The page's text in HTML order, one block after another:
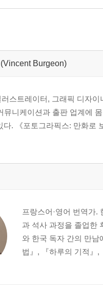
(Vincent Burgeon)
스트레이터, 그래픽 디자
뮤니케이션과 출판 업계에
다. 《포토그라픽스: 만화로
프랑스어·영어 번역가
과 석사 과정을 졸업한
와 한국 독자 간의 만남
법』, 『하루의 기적』,